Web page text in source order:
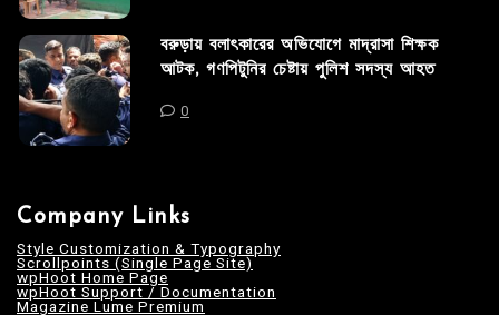
বরুড়ায় বলাৎকারের অভিযোগে মাদ্রাসা শিক্ষক
আটক, গণপিটুনির চেষ্টায় পুলিশ সদস্য আহত
0
Company Links
Style Customization & Typography
Scrollpoints (Single Page Site)
wpHoot Home Page
wpHoot Support / Documentation
Magazine Lume Premium